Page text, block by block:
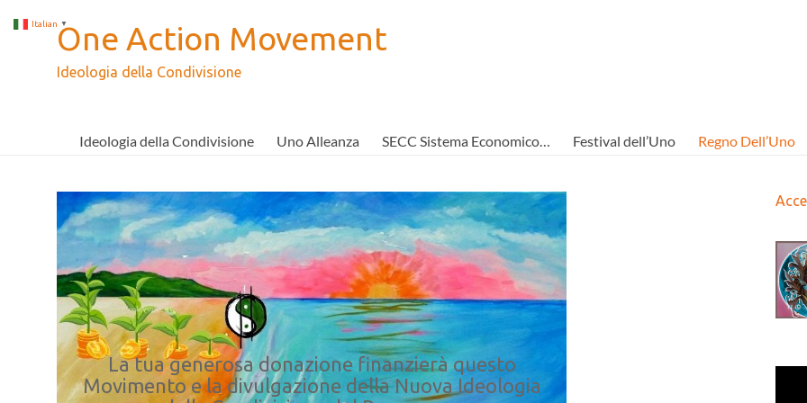
contenutoOne Action Movement
Ideologia della Condivisione
Ideologia della Condivisione Uno Alleanza SECC Sistema Economico… Festival dell’Uno Regno Dell’Uno
La tua generosa donazione finanzierà questo
Movimento e la divulgazione della Nuova Ideologia
Italian ▼